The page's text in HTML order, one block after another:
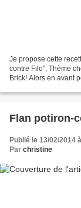
Je propose cette
contre Filo", Thème
Brick! Alors en avant
Flan potiron-
Publié le 13/02/2014
Par christine